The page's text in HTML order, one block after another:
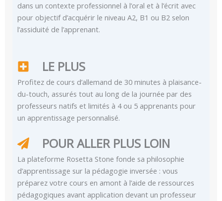
dans un contexte professionnel à l’oral et à l’écrit avec
pour objectif d’acquérir le niveau A2, B1 ou B2 selon
l’assiduité de l’apprenant.
LE PLUS
Profitez de cours d’allemand de 30 minutes à plaisance-
du-touch, assurés tout au long de la journée par des
professeurs natifs et limités à 4 ou 5 apprenants pour
un apprentissage personnalisé.
POUR ALLER PLUS LOIN
La plateforme Rosetta Stone fonde sa philosophie
d’apprentissage sur la pédagogie inversée : vous
préparez votre cours en amont à l’aide de ressources
pédagogiques avant application devant un professeur